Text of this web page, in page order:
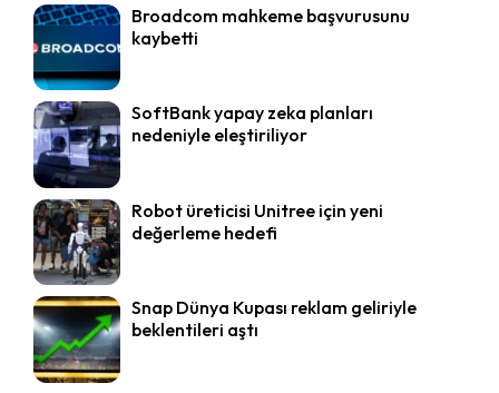
Broadcom mahkeme başvurusunu
kaybetti
SoftBank yapay zeka planları
nedeniyle eleştiriliyor
Robot üreticisi Unitree için yeni
değerleme hedefi
Snap Dünya Kupası reklam geliriyle
beklentileri aştı